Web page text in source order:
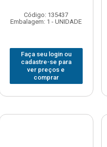
Código: 135437
Embalagem: 1 - UNIDADE
Faça seu login ou
cadastre-se para
ver preços e
comprar